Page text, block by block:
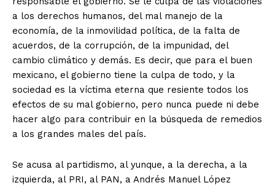
a los derechos humanos, del mal manejo de la
economía, de la inmovilidad política, de la falta de
acuerdos, de la corrupción, de la impunidad, del
cambio climático y demás. Es decir, que para el buen
mexicano, el gobierno tiene la culpa de todo, y la
sociedad es la víctima eterna que resiente todos los
efectos de su mal gobierno, pero nunca puede ni debe
hacer algo para contribuir en la búsqueda de remedios
a los grandes males del país.
Se acusa al partidismo, al yunque, a la derecha, a la
izquierda, al PRI, al PAN, a Andrés Manuel López